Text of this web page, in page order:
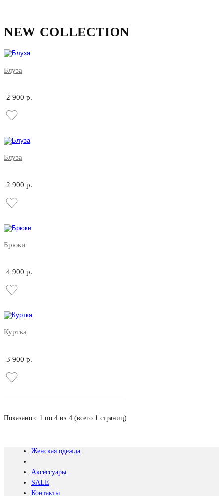
NEW COLLECTION
Блуза
2 900 р.
Блуза
2 900 р.
Брюки
4 900 р.
Куртка
3 900 р.
Показано с 1 по 4 из 4 (всего 1 страниц)
Женская одежда
Аксессуары
SALE
Контакты